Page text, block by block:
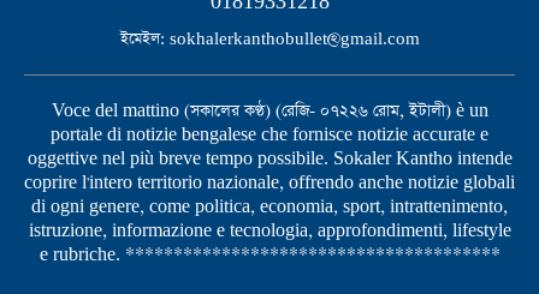
ইমেইল: sokhalerkanthobullet@gmail.com
Voce del mattino (সকালের কণ্ঠ) (রেজি- ০৭২২৬ রোম, ইটালী) è un
portale di notizie bengalese che fornisce notizie accurate e
oggettive nel più breve tempo possibile. Sokaler Kantho intende
coprire l'intero territorio nazionale, offrendo anche notizie globali
di ogni genere, come politica, economia, sport, intrattenimento,
istruzione, informazione e tecnologia, approfondimenti, lifestyle
e rubriche. ***************************************